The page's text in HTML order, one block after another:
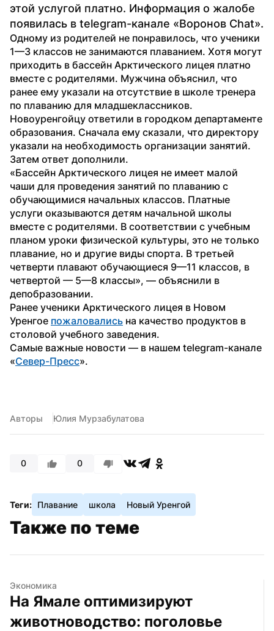
этой услугой платно. Информация о жалобе
появилась в telegram-канале «Воронов Chat».
Одному из родителей не понравилось, что ученики
1—3 классов не занимаются плаванием. Хотя могут
приходить в бассейн Арктического лицея платно
вместе с родителями. Мужчина объяснил, что
ранее ему указали на отсутствие в школе тренера
по плаванию для младшеклассников.
Новоуренгойцу ответили в городком департаменте
образования. Сначала ему сказали, что директору
указали на необходимость организации занятий.
Затем ответ дополнили.
«Бассейн Арктического лицея не имеет малой
чаши для проведения занятий по плаванию с
обучающимися начальных классов. Платные
услуги оказываются детям начальной школы
вместе с родителями. В соответствии с учебным
планом уроки физической культуры, это не только
плавание, но и другие виды спорта. В третьей
четверти плавают обучающиеся 9—11 классов, в
четвертой — 5—8 классы», — объяснили в
депобразовании.
Ранее ученики Арктического лицея в Новом
Уренгое пожаловались на качество продуктов в
столовой учебного заведения.
Самые важные новости — в нашем telegram-канале
«Север-Пресс».
Авторы Юлия Мурзабулатова
0 0
Теги: Плавание школа Новый Уренгой
Также по теме
Экономика
На Ямале оптимизируют
животноводство: поголовье